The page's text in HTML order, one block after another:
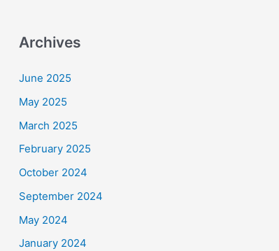
Archives
June 2025
May 2025
March 2025
February 2025
October 2024
September 2024
May 2024
January 2024